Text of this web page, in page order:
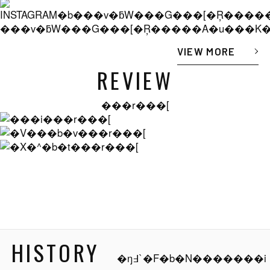
VIEW MORE
REVIEW
���r���[
HISTORY �ŋ߃`�F�b�N�������i